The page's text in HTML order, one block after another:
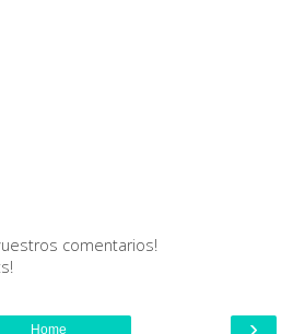
comentarios!
Home